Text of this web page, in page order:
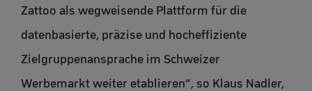
Zattoo als wegweisende Plattform für die
datenbasierte, präzise und hocheffiziente
Zielgruppenansprache im Schweizer
Werbemarkt weiter etablieren“, so Klaus Nadler,